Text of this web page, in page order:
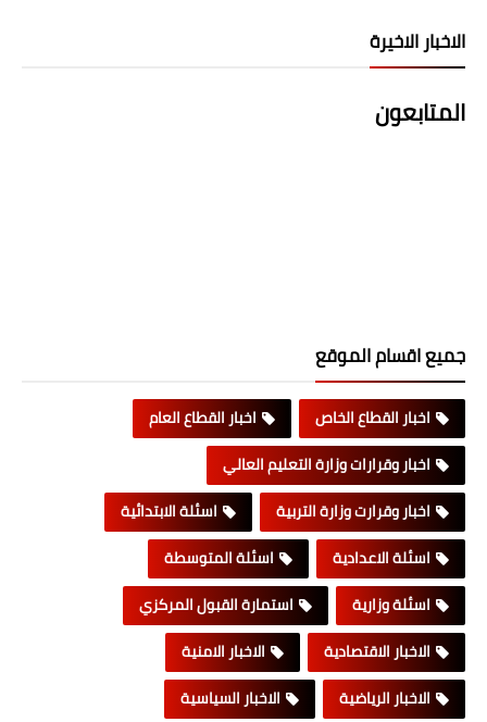
الاخبار الاخيرة
المتابعون
جميع اقسام الموقع
اخبار القطاع الخاص
اخبار القطاع العام
اخبار وقرارات وزارة التعليم العالي
اخبار وقرارت وزارة التربية
اسئلة الابتدائية
اسئلة الاعدادية
اسئلة المتوسطة
اسئلة وزارية
استمارة القبول المركزي
الاخبار الاقتصادية
الاخبار الامنية
الاخبار الرياضية
الاخبار السياسية